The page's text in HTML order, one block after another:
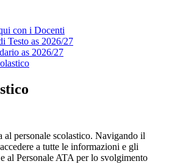
con i Docenti
Testo as 2026/27
as 2026/27
al personale scolastico. Navigando il
a tutte le informazioni e gli
al Personale ATA per lo svolgimento